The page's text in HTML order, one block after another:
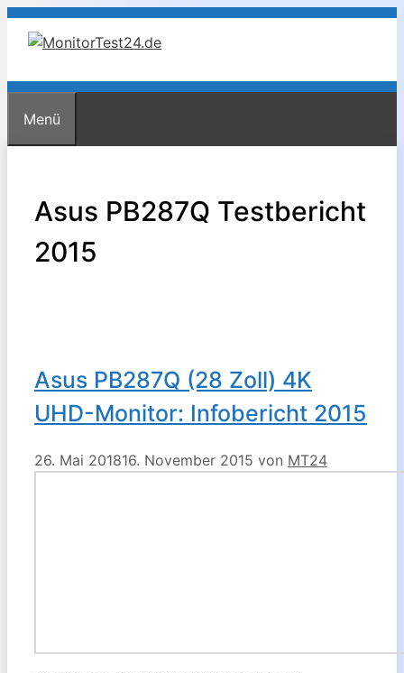
Zum
Inhalt
Menü
Asus PB287Q Testbericht
2015
Asus PB287Q (28 Zoll) 4K
UHD-Monitor: Infobericht 2015
26. Mai 201816. November 2015 von MT24